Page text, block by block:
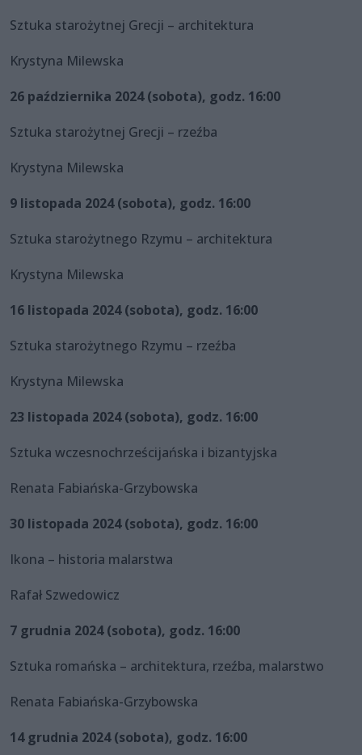
Sztuka starożytnej Grecji – architektura
Krystyna Milewska
26 października 2024 (sobota), godz. 16:00
Sztuka starożytnej Grecji – rzeźba
Krystyna Milewska
9 listopada 2024 (sobota), godz. 16:00
Sztuka starożytnego Rzymu – architektura
Krystyna Milewska
16 listopada 2024 (sobota), godz. 16:00
Sztuka starożytnego Rzymu – rzeźba
Krystyna Milewska
23 listopada 2024 (sobota), godz. 16:00
Sztuka wczesnochrześcijańska i bizantyjska
Renata Fabiańska-Grzybowska
30 listopada 2024 (sobota), godz. 16:00
Ikona – historia malarstwa
Rafał Szwedowicz
7 grudnia 2024 (sobota), godz. 16:00
Sztuka romańska – architektura, rzeźba, malarstwo
Renata Fabiańska-Grzybowska
14 grudnia 2024 (sobota), godz. 16:00